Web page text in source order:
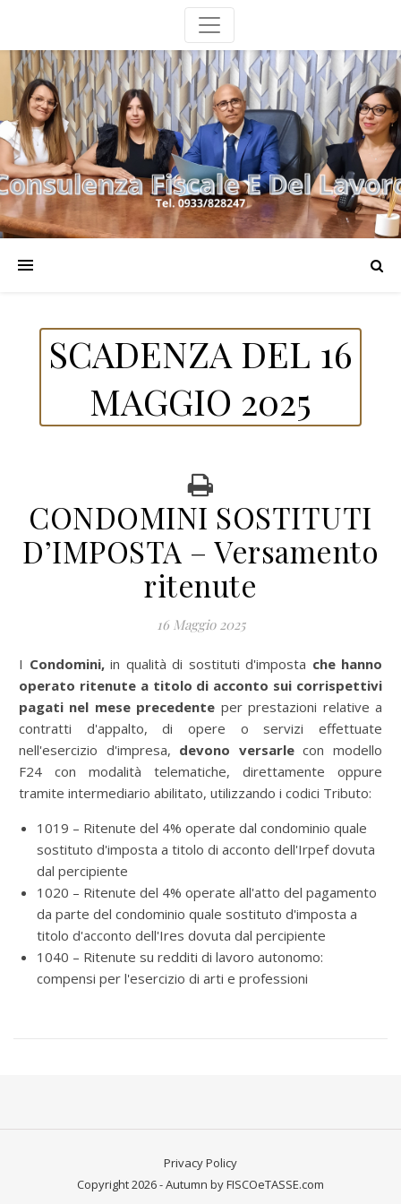
SCADENZA DEL 16
MAGGIO 2025
CONDOMINI SOSTITUTI
D’IMPOSTA – Versamento
ritenute
16 Maggio 2025
I Condomini,in qualità di sostituti d'imposta che hanno
operato ritenute a titolo di acconto sui corrispettivi
pagati nel mese precedente per prestazioni relative a
contratti d'appalto, di opere o servizi effettuate
nell'esercizio d'impresa, devono versarlecon modello
F24 con modalità telematiche, direttamente oppure
tramite intermediario abilitato, utilizzando i codici Tributo:
1019 – Ritenute del 4% operate dal condominio quale
sostituto d'imposta a titolo di acconto dell'Irpef dovuta
dal percipiente
1020 – Ritenute del 4% operate all'atto del pagamento
da parte del condominio quale sostituto d'imposta a
titolo d'acconto dell'Ires dovuta dal percipiente
1040 – Ritenute su redditi di lavoro autonomo:
compensi per l'esercizio di arti e professioni
Privacy Policy
Copyright 2026 - Autumn by FISCOeTASSE.com